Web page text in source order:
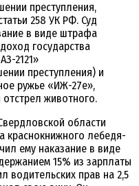
преступления,
258 УК РФ. Суд
в виде штрафа
доход государства
2121»
преступления) и
ружье «ИЖ-27е»,
отстрел животного.
области
краснокнижного лебедя-
ему наказание в виде
15% из зарплаты
водительских прав на 2,5